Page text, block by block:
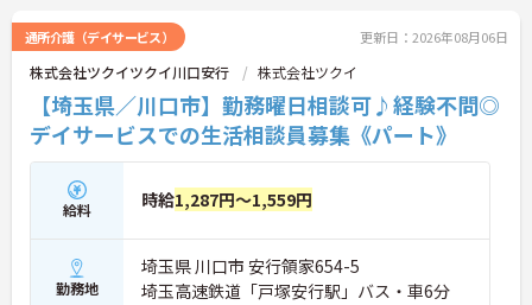
通所介護（デイサービス） 更新日：2026年08月06日
株式会社ツクイツクイ川口安行 株式会社ツクイ
【埼玉県／川口市】勤務曜日相談可♪経験不問◎
デイサービスでの生活相談員募集《パート》
給料 時給1,287円～1,559円
勤務地
埼玉県 川口市 安行領家654-5
埼玉高速鉄道「戸塚安行駅」バス・車6分